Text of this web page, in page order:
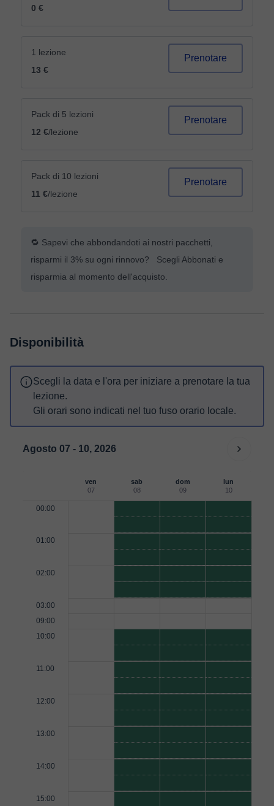
0 €
1 lezione
13 €
Prenotare
Pack di 5 lezioni
12 €/lezione
Prenotare
Pack di 10 lezioni
11 €/lezione
Prenotare
🔁 Sapevi che abbondandoti ai nostri pacchetti,
risparmi il 3% su ogni rinnovo? Scegli Abbonati e
risparmia al momento dell'acquisto.
Disponibilità
Scegli la data e l'ora per iniziare a prenotare la tua
lezione.
Gli orari sono indicati nel tuo fuso orario locale.
Agosto 07 - 10, 2026
ven
07
sab
08
dom
09
lun
10
00:00
01:00
02:00
03:00
09:00
10:00
11:00
12:00
13:00
14:00
15:00